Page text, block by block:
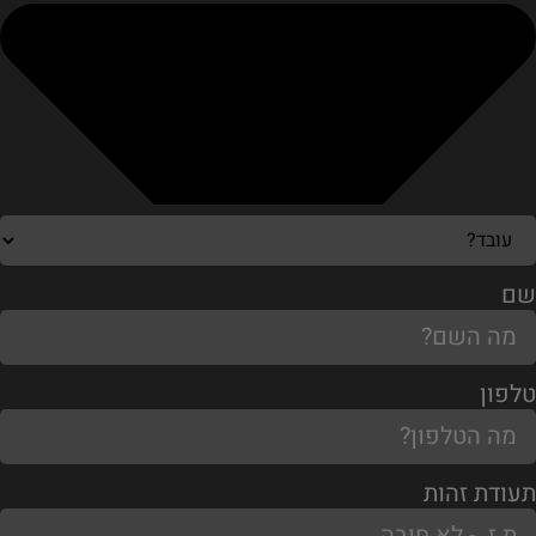
שם
טלפון
תעודת זהות